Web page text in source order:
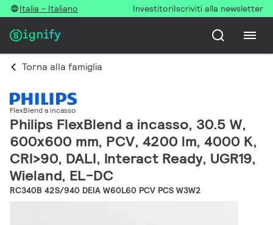
Italia - Italiano InvestitoriIscriviti alla newsletter
Torna alla famiglia
FlexBlend a incasso
Philips FlexBlend a incasso, 30.5 W,
600x600 mm, PCV, 4200 lm, 4000 K,
CRI>90, DALI, Interact Ready, UGR19,
Wieland, EL-DC
RC340B 42S/940 DEIA W60L60 PCV PCS W3W2